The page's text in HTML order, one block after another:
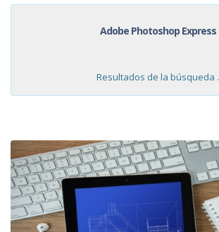
Adobe Photoshop Express
Resultados de la búsqueda .